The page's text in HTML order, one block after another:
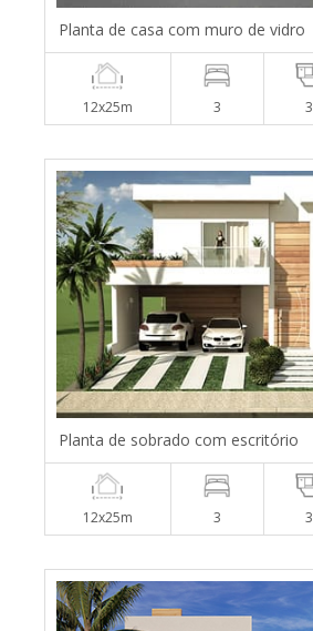
Planta de casa com muro de vidro
12x25m 3 3
Planta de sobrado com escritório
12x25m 3 3